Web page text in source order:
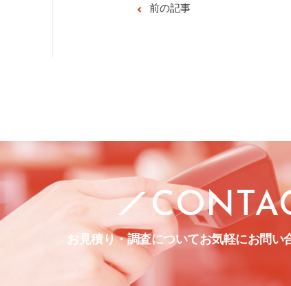
前の記事
お見積り・調査についてお気軽にお問い